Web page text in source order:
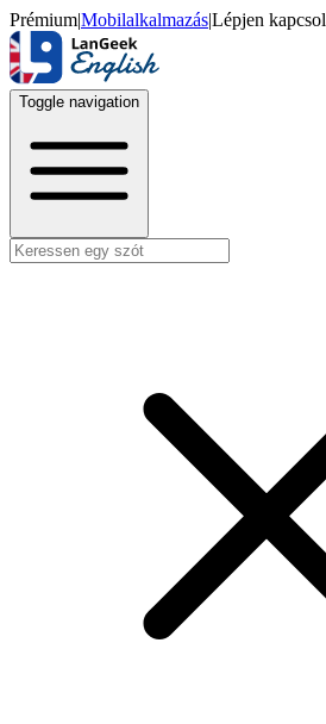
Prémium|Mobilalkalmazás|Lépjen
Toggle navigation